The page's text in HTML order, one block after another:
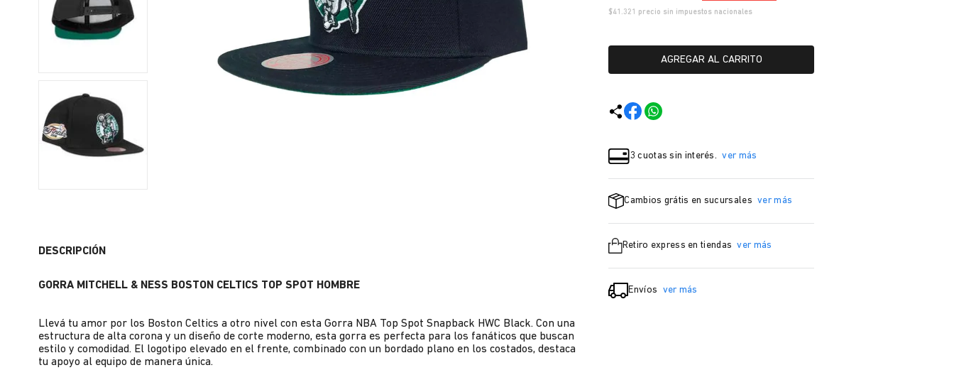
DESCRIPCIÓN
GORRA MITCHELL & NESS BOSTON CELTICS TOP SPOT HOMBRE
Llevá tu amor por los Boston Celtics a otro nivel con esta Gorra NBA Top Spot Snapback HWC Black. Con una
estructura de alta corona y un diseño de corte moderno, esta gorra es perfecta para los fanáticos que buscan
estilo y comodidad. El logotipo elevado en el frente, combinado con un bordado plano en los costados, destaca
tu apoyo al equipo de manera única.
$41.321 precio sin impuestos nacionales
AGREGAR AL CARRITO
3 cuotas sin interés. ver más
Cambios grátis en sucursales ver más
Retiro express en tiendas ver más
Envíos ver más